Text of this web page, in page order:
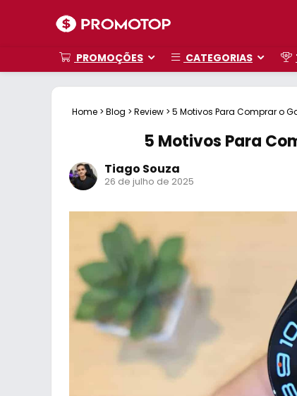
PROMOÇÕES CATEGORIAS
Home > Blog > Review > 5 Motivos Para Comprar o
5 Motivos Para
Tiago Souza
26 de julho de 2025